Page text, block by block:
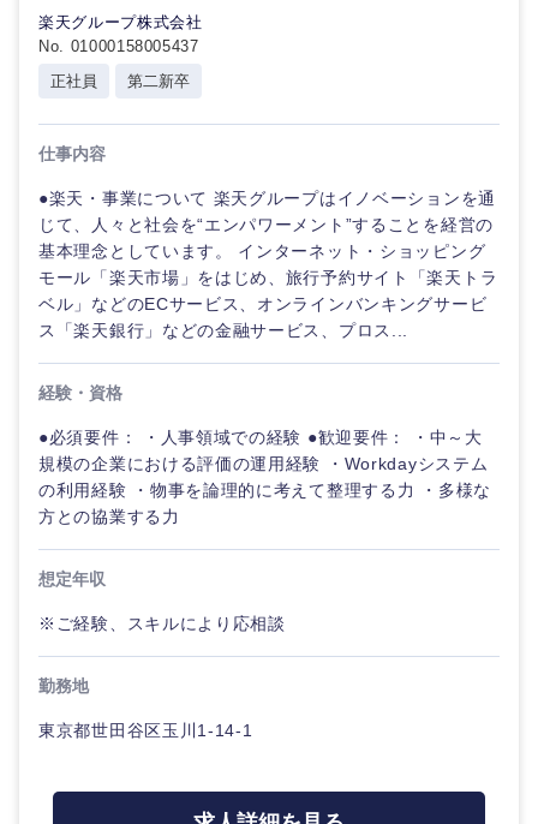
高知県
楽天グループ株式会社
No. 01000158005437
正社員
第二新卒
仕事内容
●楽天・事業について 楽天グループはイノベーションを通
じて、人々と社会を“エンパワーメント”することを経営の
基本理念としています。 インターネット・ショッピング
モール「楽天市場」をはじめ、旅行予約サイト「楽天トラ
ベル」などのECサービス、オンラインバンキングサービ
ス「楽天銀行」などの金融サービス、プロス...
経験・資格
●必須要件： ・人事領域での経験 ●歓迎要件： ・中～大
規模の企業における評価の運用経験 ・Workdayシステム
の利用経験 ・物事を論理的に考えて整理する力 ・多様な
方との協業する力
想定年収
※ご経験、スキルにより応相談
勤務地
東京都世田谷区玉川1-14-1